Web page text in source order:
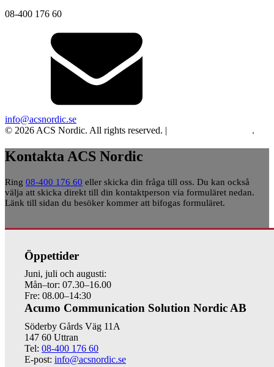
08-400 176 60
info@acsnordic.se
© 2026 ACS Nordic. All rights reserved. |
.
Kontakta ACS Nordic
Ring 08-400 176 60 eller skicka din fråga till oss. Du kan också
välja att skicka direkt till din kontaktperson via formuläret nedan.
Länk till sidan du besöker kommer att bifogas formuläret.
Öppettider
Juni, juli och augusti:
Mån–tor: 07.30–16.00
Fre: 08.00–14:30
Acumo Communication Solution Nordic AB
Söderby Gårds Väg 11A
147 60 Uttran
Tel: 08-400 176 60
E-post: info@acsnordic.se